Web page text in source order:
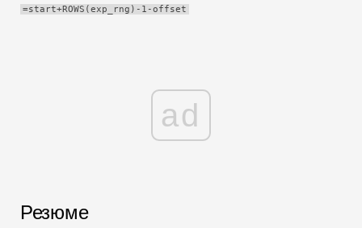
Swift
=start+ROWS(exp_rng)-1-offset
ad
Резюме